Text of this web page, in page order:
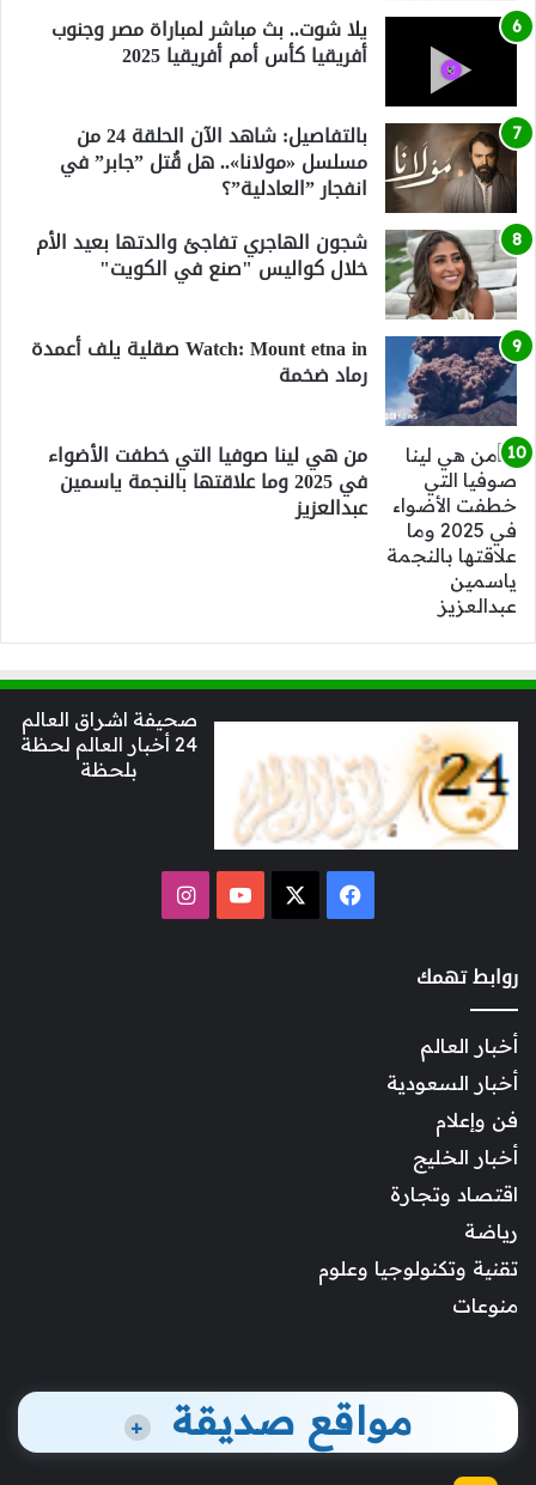
يلا شوت.. بث مباشر لمباراة مصر وجنوب
أفريقيا كأس أمم أفريقيا 2025
بالتفاصيل: شاهد الآن الحلقة 24 من
مسلسل «مولانا».. هل قُتل ”جابر” في
انفجار ”العادلية”؟
شجون الهاجري تفاجئ والدتها بعيد الأم
خلال كواليس "صنع في الكويت"
Watch: Mount etna in صقلية يلف أعمدة
رماد ضخمة
من هي لينا صوفيا التي خطفت الأضواء
في 2025 وما علاقتها بالنجمة ياسمين
عبدالعزيز
صحيفة اشراق العالم
24 أخبار العالم لحظة
بلحظة
فيسبوك ‫YouTubeانستقرام
روابط تهمك
أخبار العالم
أخبار السعودية
فن وإعلام
أخبار الخليج
اقتصاد وتجارة
رياضة
تقنية وتكنولوجيا وعلوم
منوعات
مواقع صديقة +